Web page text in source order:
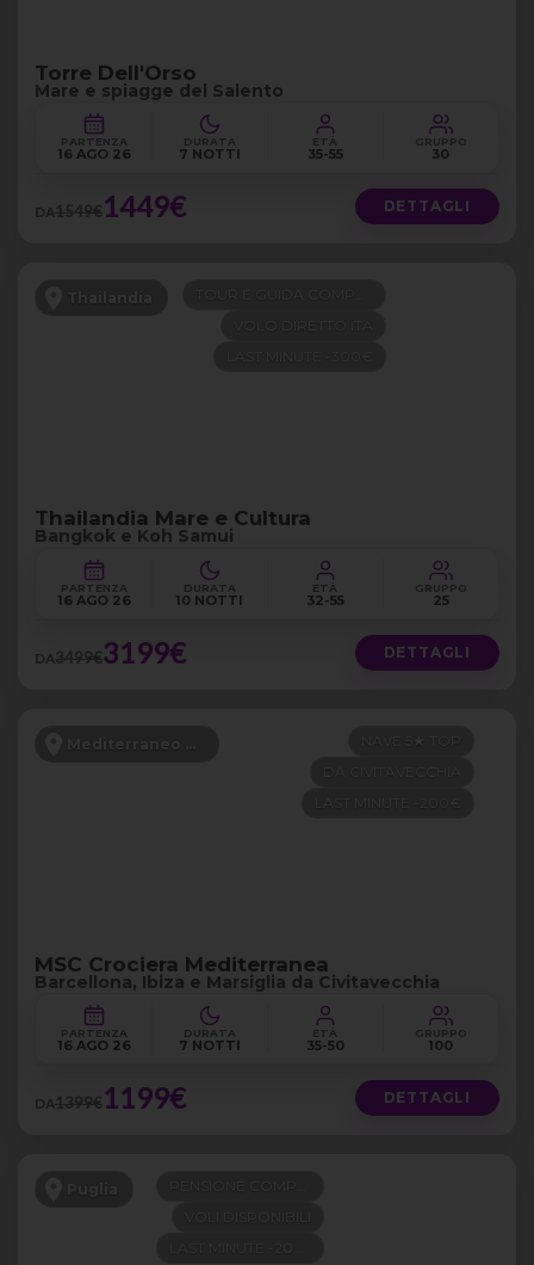
Torre Dell'Orso
Mare e spiagge del Salento
PARTENZA
16 AGO 26
DURATA
7 NOTTI
ETÀ
35-55
GRUPPO
30
DA1549€1449€ DETTAGLI
Thailandia
Thailandia Mare e Cultura
Bangkok e Koh Samui
PARTENZA
16 AGO 26
DURATA
10 NOTTI
ETÀ
32-55
GRUPPO
25
DA3499€3199€ DETTAGLI
Mediterraneo Occidentale
MSC Crociera Mediterranea
Barcellona, Ibiza e Marsiglia da Civitavecchia
PARTENZA
16 AGO 26
DURATA
7 NOTTI
ETÀ
35-50
GRUPPO
100
DA1399€1199€ DETTAGLI
Puglia